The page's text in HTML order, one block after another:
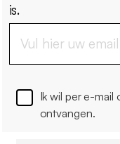
is.
Ik wil per e-mail
ontvangen.